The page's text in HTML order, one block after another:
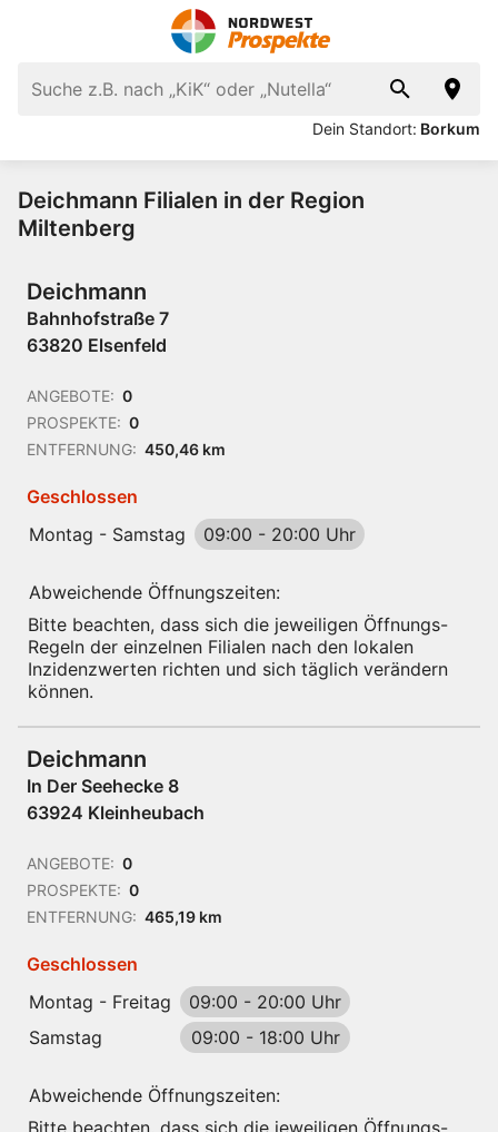
Dein Standort: Borkum
Deichmann Filialen in der Region
Miltenberg
Deichmann
Bahnhofstraße 7
63820 Elsenfeld
ANGEBOTE: 0
PROSPEKTE: 0
ENTFERNUNG: 450,46 km
Geschlossen
Montag - Samstag
09:00 - 20:00 Uhr
Abweichende Öffnungszeiten:
Bitte beachten, dass sich die jeweiligen Öffnungs-
Regeln der einzelnen Filialen nach den lokalen
Inzidenzwerten richten und sich täglich verändern
können.
Deichmann
In Der Seehecke 8
63924 Kleinheubach
ANGEBOTE: 0
PROSPEKTE: 0
ENTFERNUNG: 465,19 km
Geschlossen
Montag - Freitag
09:00 - 20:00 Uhr
Samstag
09:00 - 18:00 Uhr
Abweichende Öffnungszeiten:
Bitte beachten, dass sich die jeweiligen Öffnungs-